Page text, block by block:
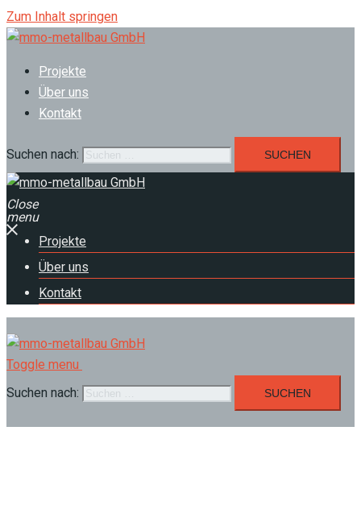
Zum Inhalt springen
Projekte
Über uns
Kontakt
Suchen nach:
Close
menu
Projekte
Über uns
Kontakt
Toggle menu
Suchen nach: